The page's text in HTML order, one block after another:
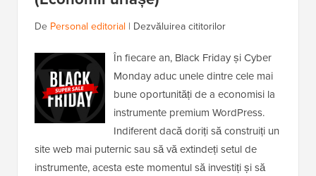
De Personal editorial | Dezvăluirea cititorilor
În fiecare an, Black Friday și Cyber
Monday aduc unele dintre cele mai
bune oportunități de a economisi la
instrumente premium WordPress.
Indiferent dacă doriți să construiți un
site web mai puternic sau să vă extindeți setul de
instrumente, acesta este momentul să investiți și să